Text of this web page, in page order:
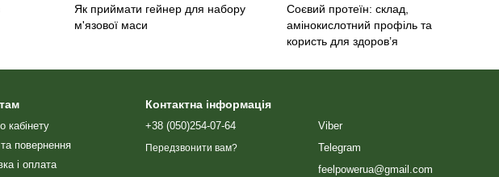
Як приймати гейнер для набору
м'язової маси
Соєвий протеїн: склад,
амінокислотний профіль та
користь для здоров’я
кабінету
повернення
і оплата
Контактна інформація
+38 (050)254-07-64
Передзвонити вам?
Viber
Telegram
feelpowerua@gmail.com